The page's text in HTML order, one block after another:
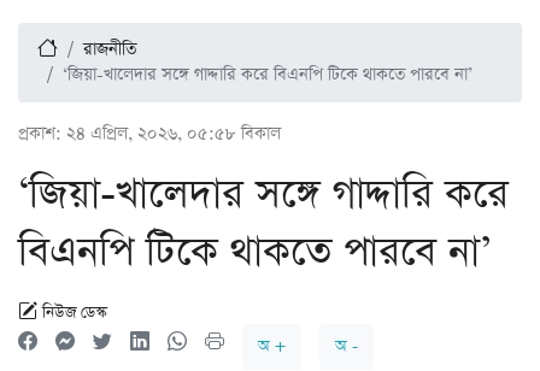
রাজনীতি
‘জিয়া-খালেদার সঙ্গে গাদ্দারি করে বিএনপি টিকে থাকতে পারবে না’
প্রকাশ: ২৪ এপ্রিল, ২০২৬, ০৫:৫৮ বিকাল
‘জিয়া-খালেদার সঙ্গে গাদ্দারি করে
বিএনপি টিকে থাকতে পারবে না’
নিউজ ডেস্ক
অ +
অ -